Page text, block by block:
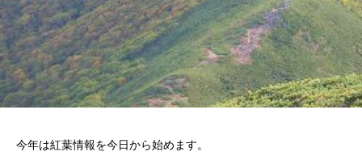
今年は紅葉情報を今日から始めます。